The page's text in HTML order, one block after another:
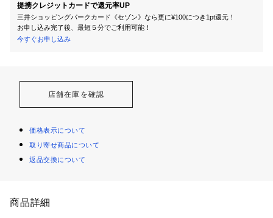
提携クレジットカードで還元率UP
三井ショッピングパークカード《セゾン》なら更に¥100につき1pt還元！
お申し込み完了後、最短５分でご利用可能！
今すぐお申し込み
店舗在庫を確認
価格表示について
取り寄せ商品について
返品交換について
商品詳細